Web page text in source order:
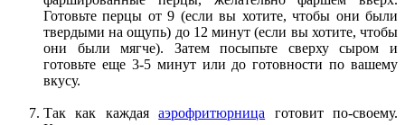
Готовьте перцы от 9 (если вы хотите, чтобы они были
твердыми на ощупь) до 12 минут (если вы хотите, чтобы
они были мягче). Затем посыпьте сверху сыром и
готовьте еще 3-5 минут или до готовности по вашему
вкусу.
Так как каждаяаэрофритюрница готовит по-своему.